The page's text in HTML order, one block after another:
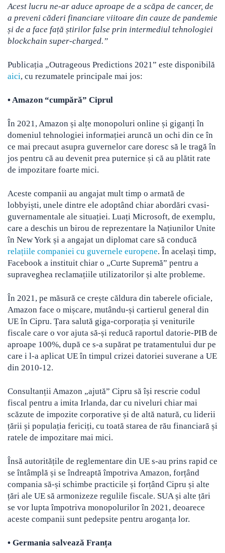
Acest lucru ne-ar aduce aproape de a scăpa de cancer, de
a preveni căderi financiare viitoare din cauze de pandemie
și de a face față știrilor false prin intermediul tehnologiei
blockchain super-charged.”
Publicația „Outrageous Predictions 2021” este disponibilă
aici, cu rezumatele principale mai jos:
• Amazon “cumpără” Ciprul
În 2021, Amazon și alțe monopoluri online și giganți în
domeniul tehnologiei informației aruncă un ochi din ce în
ce mai precaut asupra guvernelor care doresc să le tragă în
jos pentru că au devenit prea puternice și că au plătit rate
de impozitare foarte mici.
Aceste companii au angajat mult timp o armată de
lobbyiști, unele dintre ele adoptând chiar abordări cvasi-
guvernamentale ale situației. Luați Microsoft, de exemplu,
care a deschis un birou de reprezentare la Națiunilor Unite
în New York și a angajat un diplomat care să conducă
relațiile companiei cu guvernele europene. În același timp,
Facebook a instituit chiar o „Curte Supremă” pentru a
supraveghea reclamațiile utilizatorilor și alte probleme.
În 2021, pe măsură ce crește căldura din taberele oficiale,
Amazon face o mișcare, mutându-și cartierul general din
UE în Cipru. Țara salută giga-corporația și veniturile
fiscale care o vor ajuta să-și reducă raportul datorie-PIB de
aproape 100%, după ce s-a supărat pe tratamentului dur pe
care i l-a aplicat UE în timpul crizei datoriei suverane a UE
din 2010-12.
Consultanții Amazon „ajută” Cipru să își rescrie codul
fiscal pentru a imita Irlanda, dar cu niveluri chiar mai
scăzute de impozite corporative și de altă natură, cu liderii
țării și populația fericiți, cu toată starea de rău financiară și
ratele de impozitare mai mici.
Însă autoritățile de reglementare din UE s-au prins rapid ce
se întâmplă și se îndreaptă împotriva Amazon, forțând
compania să-și schimbe practicile și forțând Cipru și alte
țări ale UE să armonizeze regulile fiscale. SUA și alte țări
se vor lupta împotriva monopolurilor în 2021, deoarece
aceste companii sunt pedepsite pentru aroganța lor.
• Germania salvează Franța